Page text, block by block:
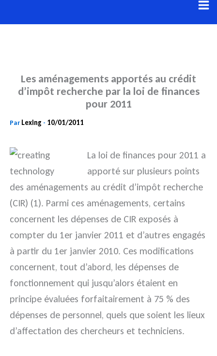
au
Les aménagements apportés au crédit
d’impôt recherche par la loi de finances
pour 2011
Par Lexing - 10/01/2011
La loi de finances pour 2011 a
apporté sur plusieurs points
des aménagements au crédit d’impôt recherche
(CIR) (1). Parmi ces aménagements, certains
concernent les dépenses de CIR exposés à
compter du 1er janvier 2011 et d’autres engagés
à partir du 1er janvier 2010. Ces modifications
concernent, tout d’abord, les dépenses de
fonctionnement qui jusqu’alors étaient en
principe évaluées forfaitairement à 75 % des
dépenses de personnel, quels que soient les lieux
d’affectation des chercheurs et techniciens.